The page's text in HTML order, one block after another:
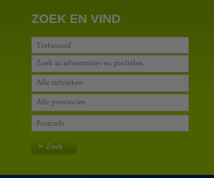
ZOEK EN VIND
Zoek in advertenties en profielen
Alle rubrieken
Alle provincies
» Zoek